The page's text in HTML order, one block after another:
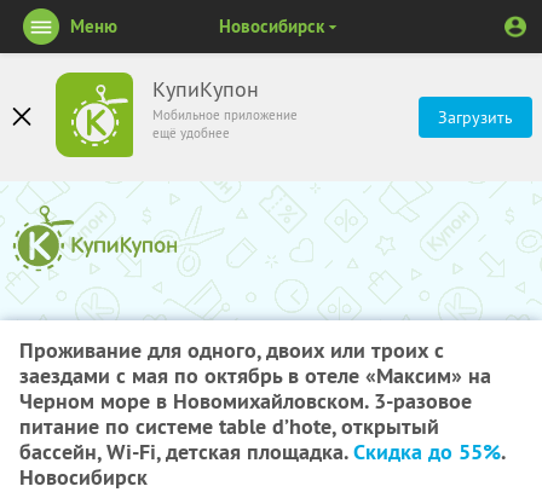
КупиКупон
Мобильное приложение
ещё удобнее
Загрузить
Меню Новосибирск
Проживание для одного, двоих или троих с
заездами с мая по октябрь в отеле «Максим» на
Черном море в Новомихайловском. 3-разовое
питание по системе table d’hote, открытый
бассейн, Wi-Fi, детская площадка.Скидка до 55%.
Новосибирск